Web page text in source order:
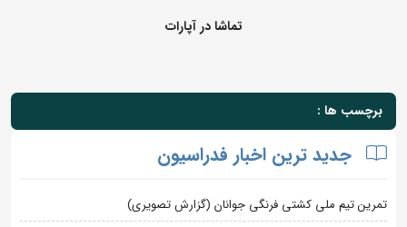
تماشا در آپارات
برچسب ها :
جدید ترین اخبار فدراسیون
تمرین تیم ملی کشتی فرنگی جوانان (گزارش تصویری)